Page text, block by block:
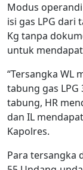
Modus
isi gas LPG dari
Kg tanpa
untuk
“Tersangka WL
tabung gas LPG
tabung, HR
dan IL
Kapolres.
Para tersangka